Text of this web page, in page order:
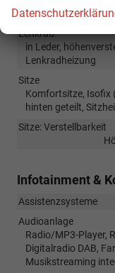
Laderaumabdeckung
Lenkrad
in Leder,
Lenkradheizung
Sitze
Komfortsitze, Isofix
hinten geteilt,
Sitze: Verstellbarkeit
Infotainment &
Assistenzsysteme
Audioanlage
Radio/MP3-Player,
Digitalradio DAB,
Musikstreaming